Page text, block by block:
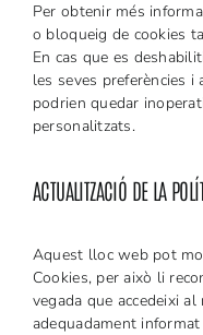
Per obtenir més
o bloqueig de cookies
En cas que es
les seves preferències
podrien quedar
personalitzats.
ACTUALITZACIÓ DE LA
Aquest lloc web pot
Cookies, per això li
vegada que accedeixi
adequadament